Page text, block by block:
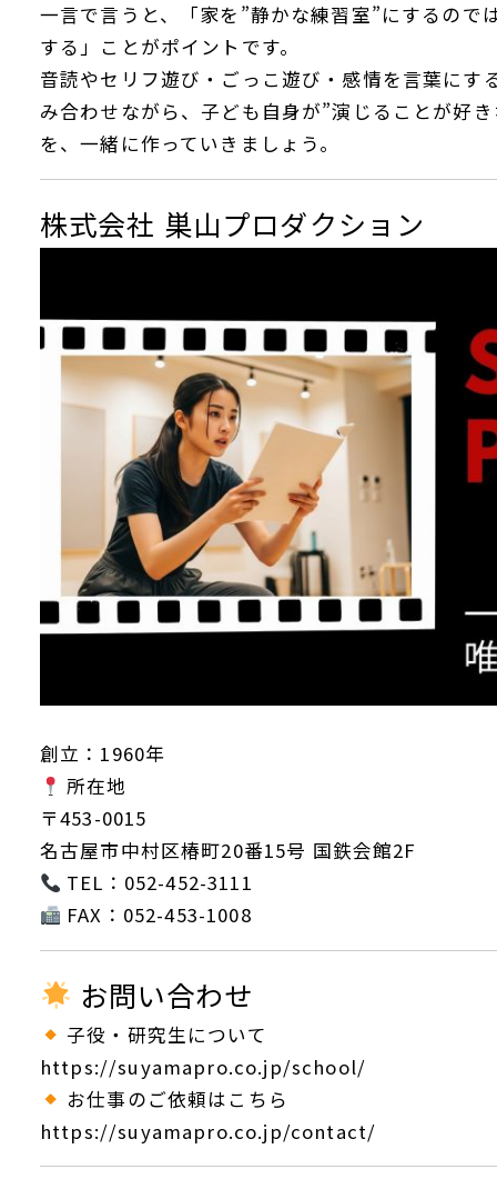
一言で言うと、「家を”静かな練習室”にするので
する」ことがポイントです。
音読やセリフ遊び・ごっこ遊び・感情を言葉にす
み合わせながら、子ども自身が”演じることが好
を、一緒に作っていきましょう。
株式会社 巣山プロダクション
創立：1960年
所在地
〒453-0015
名古屋市中村区椿町20番15号 国鉄会館2F
TEL：052-452-3111
FAX：052-453-1008
お問い合わせ
子役・研究生について
https://suyamapro.co.jp/school/
お仕事のご依頼はこちら
https://suyamapro.co.jp/contact/